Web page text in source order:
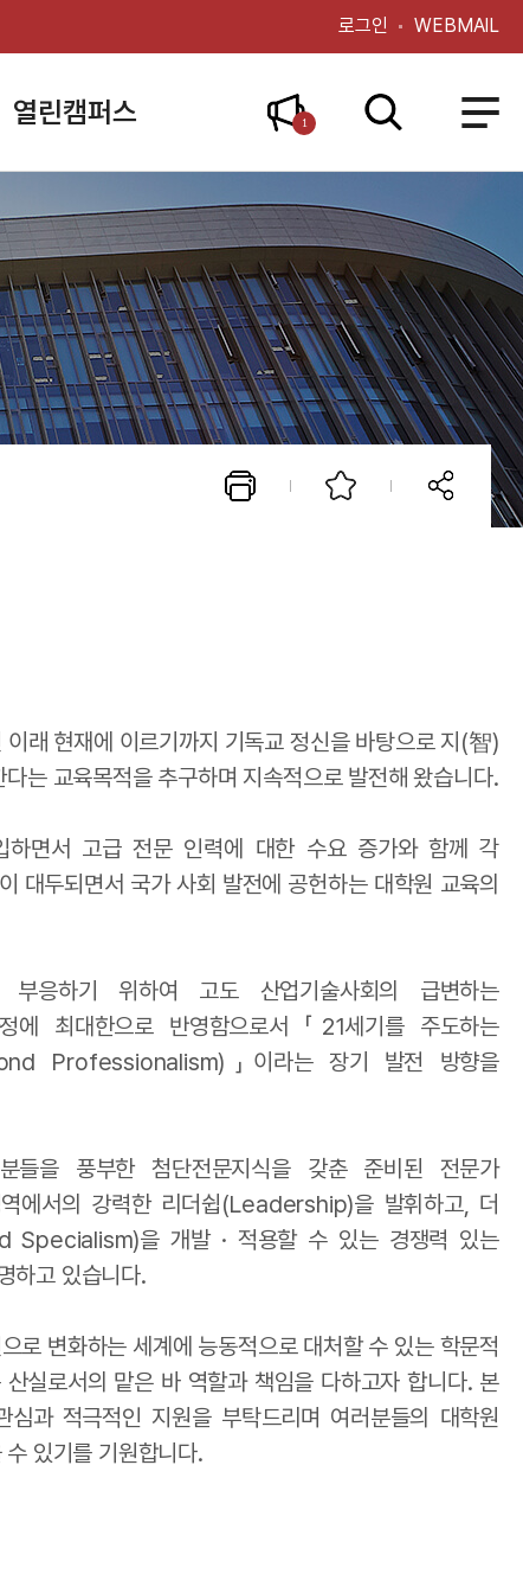
로그인 WEBMAIL
열린캠퍼스 1
래 현재에 이르기까지 기독교 정신을 바탕으로 지(智)
는 교육목적을 추구하며 지속적으로 발전해 왔습니다.
하면서 고급 전문 인력에 대한 수요 증가와 함께 각
대두되면서 국가 사회 발전에 공헌하는 대학원 교육의
응하기 위하여 고도 산업기술사회의 급변하는
에 최대한으로 반영함으로서 「21세기를 주도하는
Professionalism)」이라는 장기 발전 방향을
들을 풍부한 첨단전문지식을 갖춘 준비된 전문가
에서의 강력한 리더쉽(Leadership)을 발휘하고, 더
Specialism)을 개발 · 적용할 수 있는 경쟁력 있는
하고 있습니다.
로 변화하는 세계에 능동적으로 대처할 수 있는 학문적
실로서의 맡은 바 역할과 책임을 다하고자 합니다. 본
과 적극적인 지원을 부탁드리며 여러분들의 대학원
있기를 기원합니다.